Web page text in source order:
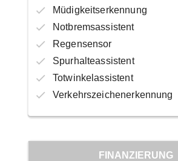
Müdigkeitserkennung
Notbremsassistent
Regensensor
Spurhalteassistent
Totwinkelassistent
Verkehrszeichenerkennung
FINANZIERUNG